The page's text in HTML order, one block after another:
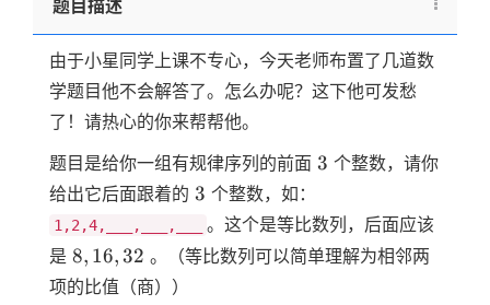
题目描述
由于小星同学上课不专心，今天老师布置了几道数
学题目他不会解答了。怎么办呢？这下他可发愁
了！请热心的你来帮帮他。
题目是给你一组有规律序列的前面 3
3 个整数，请你
给出它后面跟着的 3
3 个整数，如：
1,2,4,___,___,___
。这个是等比数列，后面应该
是 8,16,32
8, 16, 32 。（等比数列可以简单理解为相邻两
项的比值（商））